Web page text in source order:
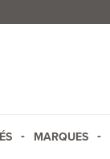
MARQUES